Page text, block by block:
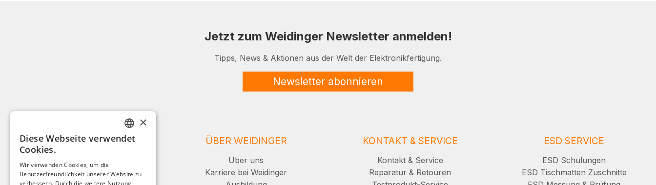
Jetzt zum Weidinger Newsletter anmelden!
Tipps, News & Aktionen aus der Welt der Elektronikfertigung.
Newsletter abonnieren
WEIDINGER SERVICE
Service und Beratung:
ÜBER WEIDINGER
Über uns
Karriere bei Weidinger
KONTAKT & SERVICE
Kontakt & Service
Reparatur & Retouren
ESD SERVICE
ESD Schulungen
ESD Tischmatten Zuschnitte
GERMAN
FRENCH
×
Diese Webseite verwendet
Cookies.
Wir verwenden Cookies, um die
Benutzerfreundlichkeit unserer Website zu
verbessern. Durch die weitere Nutzung